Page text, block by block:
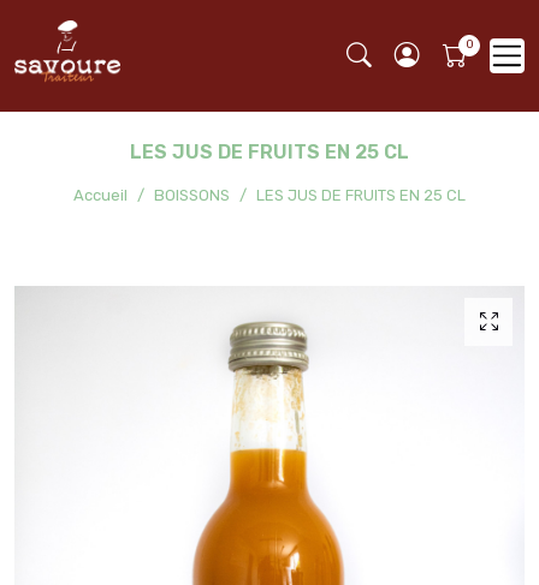
LES JUS DE FRUITS EN 25 CL
Accueil BOISSONS LES JUS DE FRUITS EN 25 CL